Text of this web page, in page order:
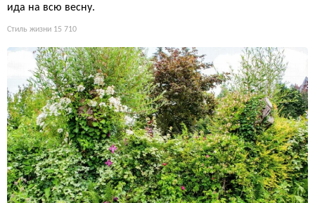
ида на всю весну.
Стиль жизни 15 710